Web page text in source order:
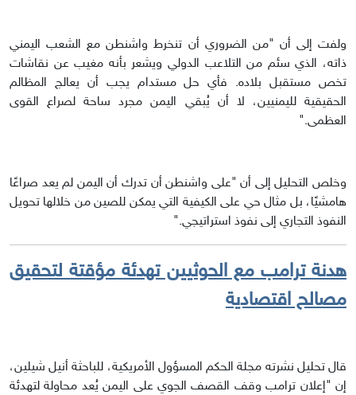
ولفت إلى أن "من الضروري أن تنخرط واشنطن مع الشعب اليمني
ذاته، الذي سئم من التلاعب الدولي ويشعر بأنه مغيب عن نقاشات
تخص مستقبل بلاده. فأي حل مستدام يجب أن يعالج المظالم
الحقيقية لليمنيين، لا أن يُبقي اليمن مجرد ساحة لصراع القوى
العظمى."
وخلص التحليل إلى أن "على واشنطن أن تدرك أن اليمن لم يعد صراعًا
هامشيًا، بل مثال حي على الكيفية التي يمكن للصين من خلالها تحويل
النفوذ التجاري إلى نفوذ استراتيجي."
هدنة ترامب مع الحوثيين تهدئة مؤقتة لتحقيق
مصالح اقتصادية
قال تحليل نشرته مجلة الحكم المسؤول الأمريكية، للباحثة أنيل شيلين،
إن "إعلان ترامب وقف القصف الجوي على اليمن يُعد محاولة لتهدئة